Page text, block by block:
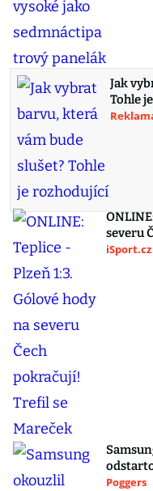
Jak
Tohle
severu
iSport.cz
Poggers